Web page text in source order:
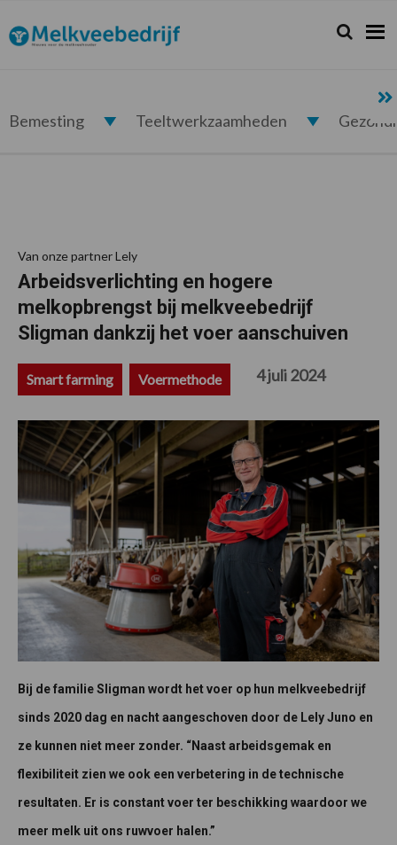
de
hoofdnavigatie
de
hoofd
de
eerste
de
voettekst
Melkveebedrijf.nl Zoeken...
Zoek
Bemesting Teeltwerkzaamheden
Van onze partner Lely
Arbeidsverlichting en hogere
melkopbrengst bij melkveebedrijf
Sligman dankzij het voer aanschuiven
Smart farming Voermethode 4 juli 2024
Bij de familie Sligman wordt het voer op hun melkveebedrijf
sinds 2020 dag en nacht aangeschoven door de Lely Juno en
ze kunnen niet meer zonder. “Naast arbeidsgemak en
flexibiliteit zien we ook een verbetering in de technische
resultaten. Er is constant voer ter beschikking waardoor we
meer melk uit ons ruwvoer halen.”